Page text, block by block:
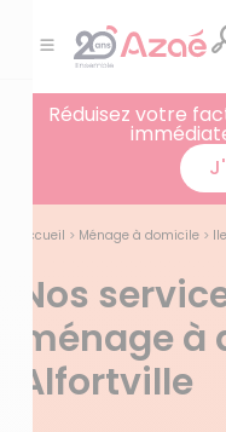
Réduisez votre
Accueil > Ménage à domicile >
Nos
ménage
Alfortville